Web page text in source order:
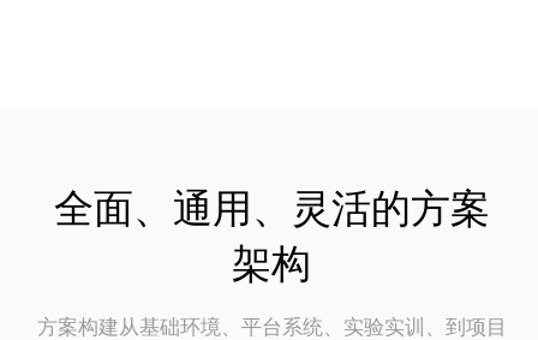
全面、通用、灵活的方案
架构
方案构建从基础环境、平台系统、实验实训、到项目